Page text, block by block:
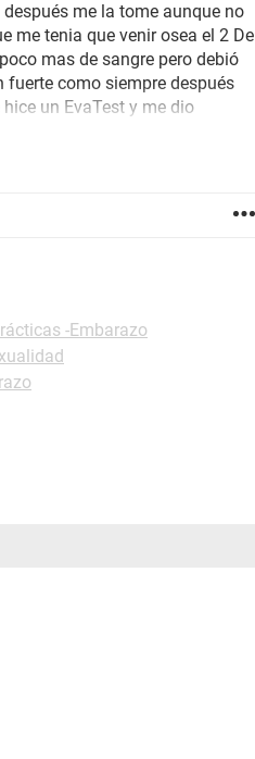
me la tome aunque no
me tenia que venir osea el 2 De
mas de sangre pero debió
como siempre después
un EvaTest y me dio
estoy nerviosa por los
de vientre o como si me
puede ser que estoy
-Embarazo